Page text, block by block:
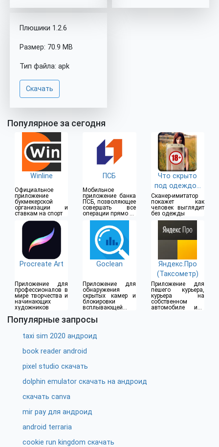
Плюшики 1.2.6
Размер: 70.9 MB
Тип файла: apk
Скачать
Популярное за сегодня
Winline
Официальное
приложение
букмекерской
организации и
ставкам на спорт
ПСБ
Мобильное
приложение банка
ПСБ, позволяющее
совершать все
операции прямо из
дома
Что скрыто
под одеждой
(18+)
Сканер-имитатор
покажет как
человек выглядит
без одежды
Procreate Art
Приложение для
профессионалов в
мире творчества и
начинающих
художников
Goclean
Приложение для
обнаружения
скрытых камер и
блокировки
всплывающей
Яндекс.Про
(Таксометр)
Приложение для
пешего курьера,
курьера на
собственном
автомобиле или
Популярные запросы
taxi sim 2020 андроид
book reader android
pixel studio скачать
dolphin emulator скачать на андроид
скачать canva
mir pay для андроид
android terraria
cookie run kingdom скачать